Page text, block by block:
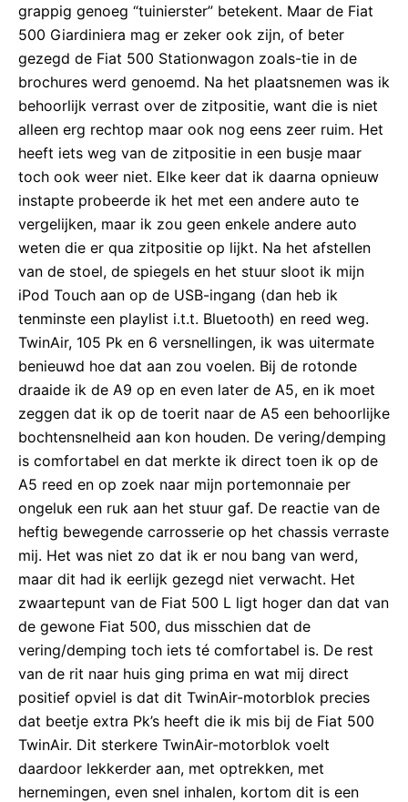
grappig genoeg “tuinierster” betekent. Maar de Fiat
500 Giardiniera mag er zeker ook zijn, of beter
gezegd de Fiat 500 Stationwagon zoals-tie in de
brochures werd genoemd. Na het plaatsnemen was ik
behoorlijk verrast over de zitpositie, want die is niet
alleen erg rechtop maar ook nog eens zeer ruim. Het
heeft iets weg van de zitpositie in een busje maar
toch ook weer niet. Elke keer dat ik daarna opnieuw
instapte probeerde ik het met een andere auto te
vergelijken, maar ik zou geen enkele andere auto
weten die er qua zitpositie op lijkt. Na het afstellen
van de stoel, de spiegels en het stuur sloot ik mijn
iPod Touch aan op de USB-ingang (dan heb ik
tenminste een playlist i.t.t. Bluetooth) en reed weg.
TwinAir, 105 Pk en 6 versnellingen, ik was uitermate
benieuwd hoe dat aan zou voelen. Bij de rotonde
draaide ik de A9 op en even later de A5, en ik moet
zeggen dat ik op de toerit naar de A5 een behoorlijke
bochtensnelheid aan kon houden. De vering/demping
is comfortabel en dat merkte ik direct toen ik op de
A5 reed en op zoek naar mijn portemonnaie per
ongeluk een ruk aan het stuur gaf. De reactie van de
heftig bewegende carrosserie op het chassis verraste
mij. Het was niet zo dat ik er nou bang van werd,
maar dit had ik eerlijk gezegd niet verwacht. Het
zwaartepunt van de Fiat 500 L ligt hoger dan dat van
de gewone Fiat 500, dus misschien dat de
vering/demping toch iets té comfortabel is. De rest
van de rit naar huis ging prima en wat mij direct
positief opviel is dat dit TwinAir-motorblok precies
dat beetje extra Pk’s heeft die ik mis bij de Fiat 500
TwinAir. Dit sterkere TwinAir-motorblok voelt
daardoor lekkerder aan, met optrekken, met
hernemingen, even snel inhalen, kortom dit is een